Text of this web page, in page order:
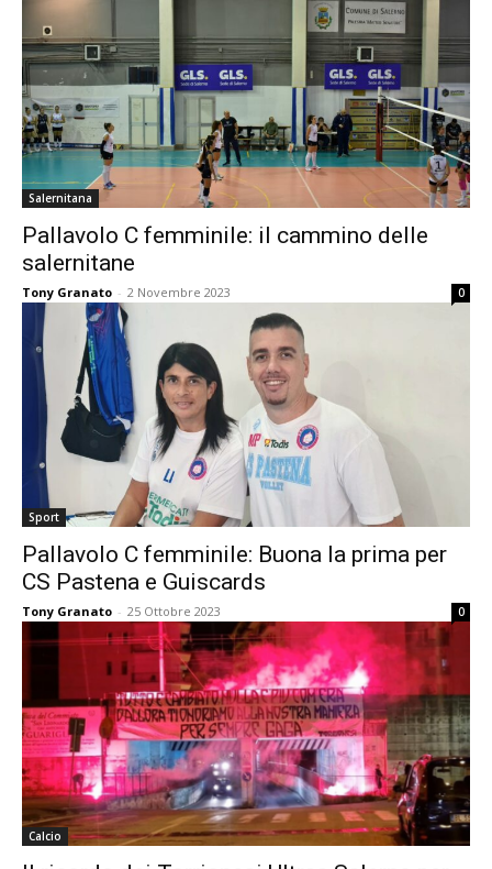
Salernitana
Pallavolo C femminile: il cammino delle
salernitane
Tony Granato - 2 Novembre 2023 0
Sport
Pallavolo C femminile: Buona la prima per
CS Pastena e Guiscards
Tony Granato - 25 Ottobre 2023 0
Calcio